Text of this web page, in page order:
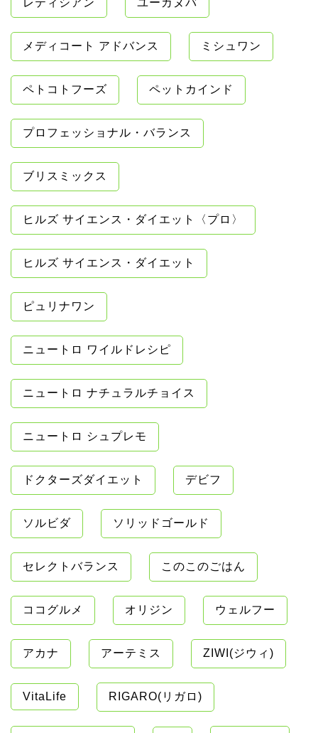
レティシアン ユーカヌバ
メディコート アドバンス ミシュワン
ペトコトフーズ ペットカインド
プロフェッショナル・バランス
ブリスミックス
ヒルズ サイエンス・ダイエット〈プロ〉
ヒルズ サイエンス・ダイエット
ピュリナワン
ニュートロ ワイルドレシピ
ニュートロ ナチュラルチョイス
ニュートロ シュプレモ
ドクターズダイエット デビフ
ソルビダ ソリッドゴールド
セレクトバランス このこのごはん
ココグルメ オリジン ウェルフー
アカナ アーテミス ZIWI(ジウィ)
VitaLife RIGARO(リガロ)